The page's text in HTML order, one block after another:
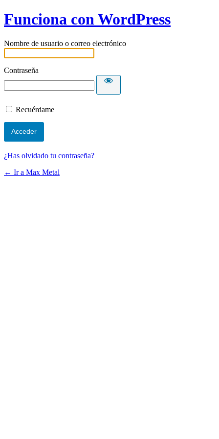
Funciona con WordPress
Nombre de usuario o correo electrónico
Contraseña
Recuérdame
¿Has olvidado tu contraseña?
← Ir a Max Metal